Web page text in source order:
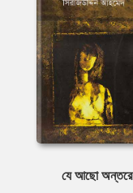
যে আছো অন্তরে